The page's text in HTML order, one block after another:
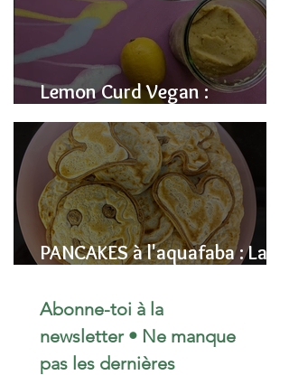
Lemon Curd Vegan :
L'alternative saine aux pois
chiches
PANCAKES à l'aquafaba : La
Moelleuse (Sans Œufs)
Abonne-toi à la
newsletter • Ne manque
pas les dernières